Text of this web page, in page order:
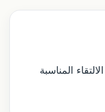
المناسبة